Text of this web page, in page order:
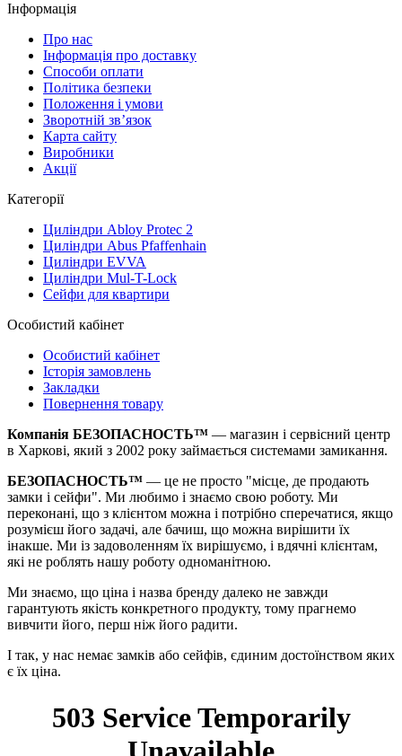
Інформація
Про нас
Iнформація про доставку
Способи оплати
Політика безпеки
Положення і умови
Зворотній зв’язок
Карта сайту
Виробники
Акції
Категорії
Циліндри Abloy Protec 2
Циліндри Abus Pfaffenhain
Циліндри EVVA
Циліндри Mul-T-Lock
Сейфи для квартири
Особистий кабінет
Особистий кабінет
Історія замовлень
Закладки
Повернення товару
Компанія БЕЗОПАСНОСТЬ™ — магазин і сервісний центр
в Харкові, який з 2002 року займається системами замикання.
БЕЗОПАСНОСТЬ™ — це не просто "місце, де продають
замки і сейфи". Ми любимо і знаємо свою роботу. Ми
переконані, що з клієнтом можна і потрібно сперечатися, якщо
розумієш його задачі, але бачиш, що можна вирішити їх
інакше. Ми із задоволенням їх вирішуємо, і вдячні клієнтам,
які не роблять нашу роботу одноманітною.
Ми знаємо, що ціна і назва бренду далеко не завжди
гарантують якість конкретного продукту, тому прагнемо
вивчити його, перш ніж його радити.
І так, у нас немає замків або сейфів, єдиним достоїнством яких
є їх ціна.